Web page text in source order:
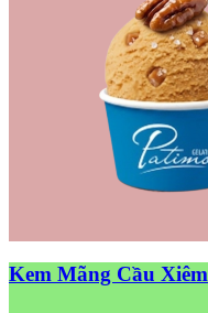
Kem Mãng Cầu Xiêm